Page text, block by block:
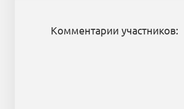
Комментарии участников: